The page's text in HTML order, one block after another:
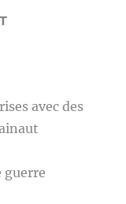
avec des
guerre